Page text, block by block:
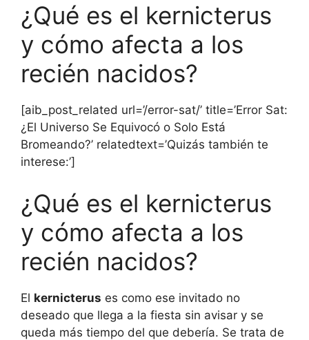
¿Qué es el kernicterus
y cómo afecta a los
recién nacidos?
[aib_post_related url=’/error-sat/’ title=’Error Sat:
¿El Universo Se Equivocó o Solo Está
Bromeando?’ relatedtext=’Quizás también te
interese:’]
¿Qué es el kernicterus
y cómo afecta a los
recién nacidos?
El kernicterus es como ese invitado no
deseado que llega a la fiesta sin avisar y se
queda más tiempo del que debería. Se trata de